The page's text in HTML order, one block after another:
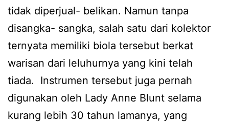
tidak diperjual- belikan. Namun tanpa
disangka- sangka, salah satu dari kolektor
ternyata memiliki biola tersebut berkat
warisan dari leluhurnya yang kini telah
tiada. Instrumen tersebut juga pernah
digunakan oleh Lady Anne Blunt selama
kurang lebih 30 tahun lamanya, yang